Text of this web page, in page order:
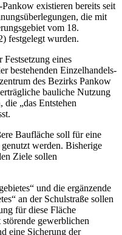
existieren bereits seit
die mit
vom 18.
festgelegt wurden.
eines
bestehenden Einzelhandels-
des Bezirks Pankow
bauliche Nutzung
die „das Entstehen
Baufläche soll für eine
werden. Bisherige
Ziele sollen
und die ergänzende
an der Schulstraße sollen
für diese Fläche
gewerblichen
eine Sicherung der